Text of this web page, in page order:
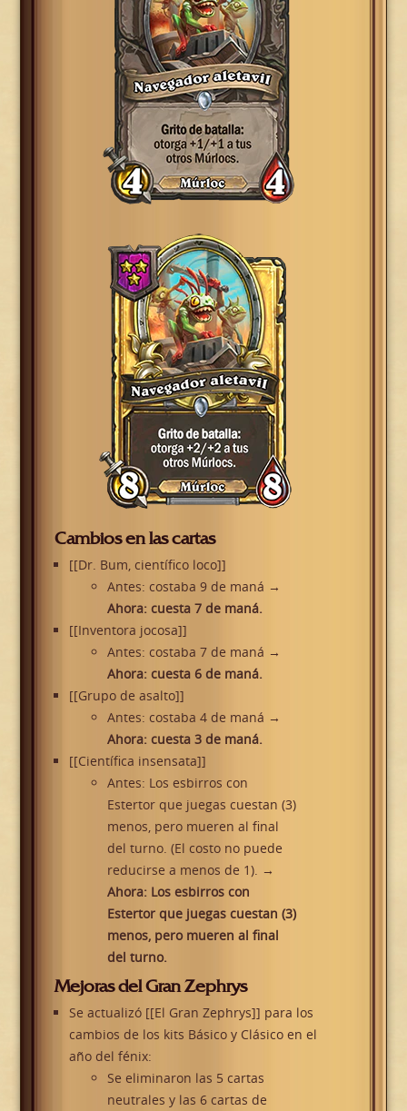
Cambios en las cartas
[[Dr. Bum, científico loco]]
Antes: costaba 9 de maná →
Ahora: cuesta 7 de maná.
[[Inventora jocosa]]
Antes: costaba 7 de maná →
Ahora: cuesta 6 de maná.
[[Grupo de asalto]]
Antes: costaba 4 de maná →
Ahora: cuesta 3 de maná.
[[Científica insensata]]
Antes: Los esbirros con
Estertor que juegas cuestan (3)
menos, pero mueren al final
del turno. (El costo no puede
reducirse a menos de 1). →
Ahora: Los esbirros con
Estertor que juegas cuestan (3)
menos, pero mueren al final
del turno.
Mejoras del Gran Zephrys
Se actualizó [[El Gran Zephrys]] para los
cambios de los kits Básico y Clásico en el
año del fénix:
Se eliminaron las 5 cartas
neutrales y las 6 cartas de